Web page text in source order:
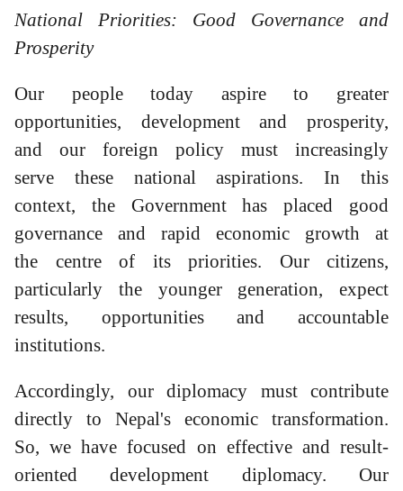
National Priorities: Good Governance and
Prosperity
Our people today aspire to greater
opportunities, development and prosperity,
and our foreign policy must increasingly
serve these national aspirations. In this
context, the Government has placed good
governance and rapid economic growth at
the centre of its priorities. Our citizens,
particularly the younger generation, expect
results, opportunities and accountable
institutions.
Accordingly, our diplomacy must contribute
directly to Nepal's economic transformation.
So, we have focused on effective and result-
oriented development diplomacy. Our